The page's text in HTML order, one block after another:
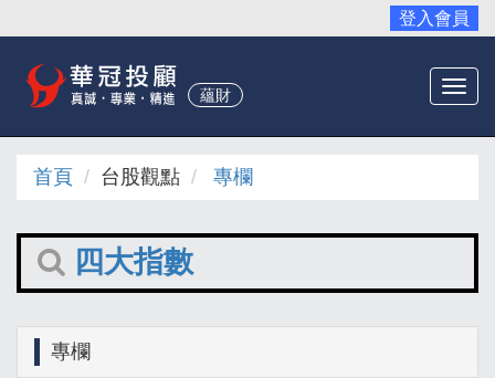
登入會員
蘊財
首頁 台股觀點 專欄
四大指數
專欄